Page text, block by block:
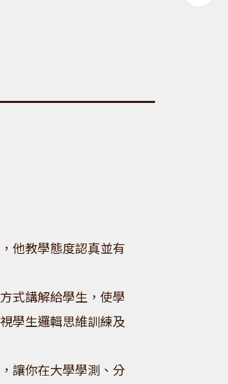
他教學態度認真並有
式講解給學生，使學
學生邏輯思維訓練及
讓你在大學學測、分